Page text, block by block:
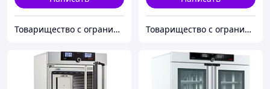
Товарищество с ограниченной ответственностью "Alpha Plus" Товарищество с ограниченной ответственностью "Alpha Plus"